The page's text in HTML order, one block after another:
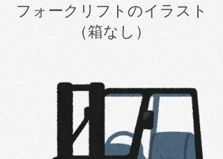
フォークリフトのイラスト
（箱なし）